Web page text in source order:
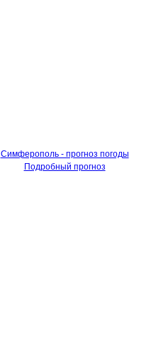
Симферополь - прогноз погоды
Подробный прогноз